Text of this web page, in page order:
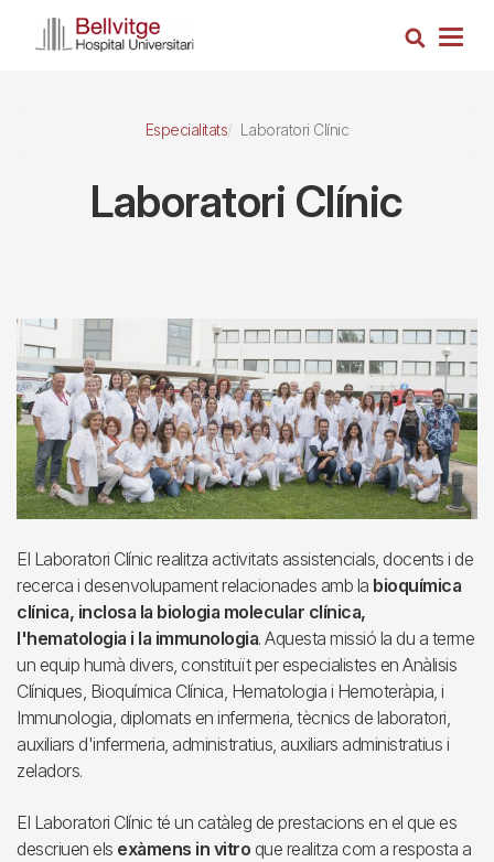
Cerca
Especialitats Laboratori Clínic
Laboratori Clínic
El Laboratori Clínic realitza activitats assistencials, docents i de
recerca i desenvolupament relacionades amb la bioquímica
clínica, inclosa la biologia molecular clínica,
l'hematologia i la immunologia. Aquesta missió la du a terme
un equip humà divers, constituït per especialistes en Anàlisis
Clíniques, Bioquímica Clínica, Hematologia i Hemoteràpia, i
Immunologia, diplomats en infermeria, tècnics de laboratori,
auxiliars d'infermeria, administratius, auxiliars administratius i
zeladors.
El Laboratori Clínic té un catàleg de prestacions en el que es
descriuen els exàmens in vitro que realitza com a resposta a